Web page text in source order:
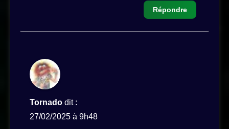
Répondre
Tornado dit :
27/02/2025 à 9h48